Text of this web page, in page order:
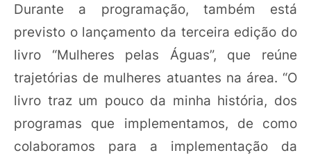
Durante a programação, também está
previsto o lançamento da terceira edição do
livro “Mulheres pelas Águas”, que reúne
trajetórias de mulheres atuantes na área. “O
livro traz um pouco da minha história, dos
programas que implementamos, de como
colaboramos para a implementação da